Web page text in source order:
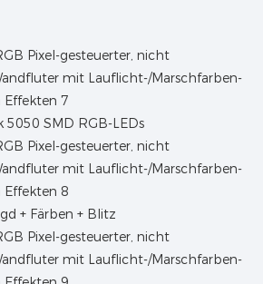
SMD RGB-LEDs
+ Färben + Blitz